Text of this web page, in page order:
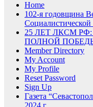
Home
102-я годовщина
25 ЛЕТ ЛКСМ
ПОЛНОЙ
Member Directory
My Account
My Profile
Reset Password
Sign Up
Газета
2024 г